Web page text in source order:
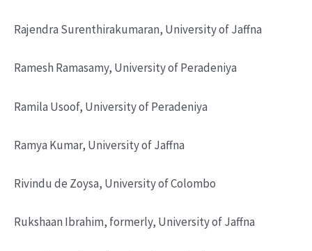
Rajendra Surenthirakumaran, University of Jaffna
Ramesh Ramasamy, University of Peradeniya
Ramila Usoof, University of Peradeniya
Ramya Kumar, University of Jaffna
Rivindu de Zoysa, University of Colombo
Rukshaan Ibrahim, formerly, University of Jaffna